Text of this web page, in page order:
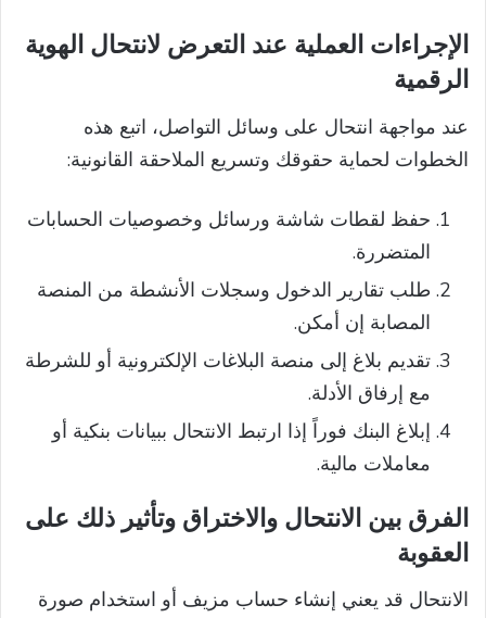
الإجراءات العملية عند التعرض لانتحال الهوية
الرقمية
عند مواجهة انتحال على وسائل التواصل، اتبع هذه
الخطوات لحماية حقوقك وتسريع الملاحقة القانونية:
حفظ لقطات شاشة ورسائل وخصوصيات الحسابات
المتضررة.
طلب تقارير الدخول وسجلات الأنشطة من المنصة
المصابة إن أمكن.
تقديم بلاغ إلى منصة البلاغات الإلكترونية أو للشرطة
مع إرفاق الأدلة.
إبلاغ البنك فوراً إذا ارتبط الانتحال ببيانات بنكية أو
معاملات مالية.
الفرق بين الانتحال والاختراق وتأثير ذلك على
العقوبة
الانتحال قد يعني إنشاء حساب مزيف أو استخدام صورة